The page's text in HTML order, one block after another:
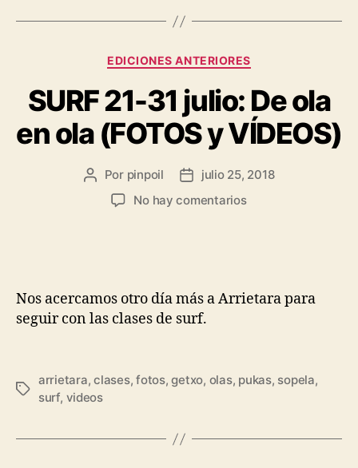
EDICIONES ANTERIORES
SURF 21-31 julio: De ola
en ola (FOTOS y VÍDEOS)
Por pinpoil
julio 25, 2018
No hay comentarios
Nos acercamos otro día más a Arrietara para
seguir con las clases de surf.
arrietara,clases,fotos,getxo, olas, pukas, sopela,
surf, videos